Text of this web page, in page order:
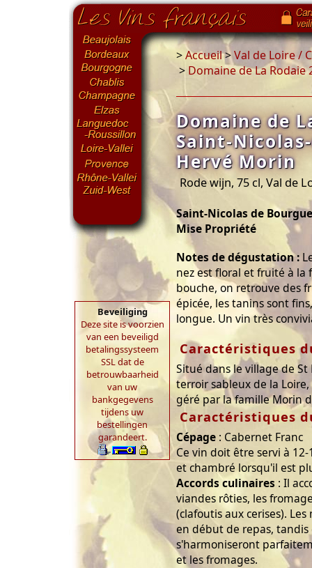
Beveiliging
Deze site is voorzien
van een beveiligd
betalingssysteem
SSL dat de
betrouwbaarheid
van uw
bankgegevens
tijdens uw
bestellingen
garandeert.
>Accueil>Val de Loire /
> Domaine de La
Domaine de
Saint-
Hervé Morin
Rode wijn, 75 cl, Val de
Saint-Nicolas de
Mise Propriété
Notes de dégustation :
nez est floral et fruité à la
bouche, on retrouve des
épicée, les tanins sont
longue. Un vin très
Caractéristiques
Situé dans le village de
terroir sableux de la
géré par la famille Morin
Caractéristiques
Cépage : Cabernet Franc
Ce vin doit être servi à
et chambré lorsqu'il est
Accords culinaires : Il
viandes rôties, les
(clafoutis aux cerises).
en début de repas, tandis
s'harmoniseront
et les fromages.